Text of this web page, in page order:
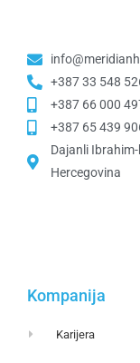
+387 33 548
+387 66 000
+387 65 439
Dajanli
Hercegovina​
Kompanija
Karijera